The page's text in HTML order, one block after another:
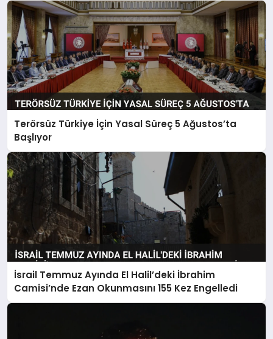
Terörsüz Türkiye İçin Yasal Süreç 5 Ağustos’ta
Başlıyor
İsrail Temmuz Ayında El Halil’deki İbrahim
Camisi’nde Ezan Okunmasını 155 Kez Engelledi